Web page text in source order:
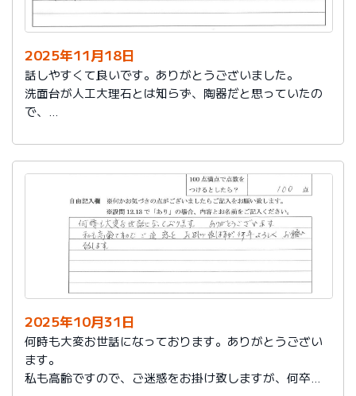
2025年11月18日
話しやすくて良いです。ありがとうございました。
洗面台が人工大理石とは知らず、陶器だと思っていたの
で、
2025年10月31日
何時も大変お世話になっております。ありがとうござい
ます。
私も高齢ですので、ご迷惑をお掛け致しますが、何卒よ